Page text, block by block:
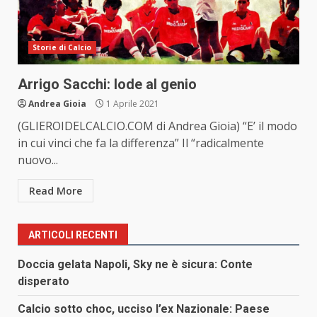
Storie di Calcio
Arrigo Sacchi: lode al genio
Andrea Gioia 1 Aprile 2021
(GLIEROIDELCALCIO.COM di Andrea Gioia) “E’ il modo
in cui vinci che fa la differenza” Il “radicalmente
nuovo...
Read More
ARTICOLI RECENTI
Doccia gelata Napoli, Sky ne è sicura: Conte
disperato
Calcio sotto choc, ucciso l’ex Nazionale: Paese